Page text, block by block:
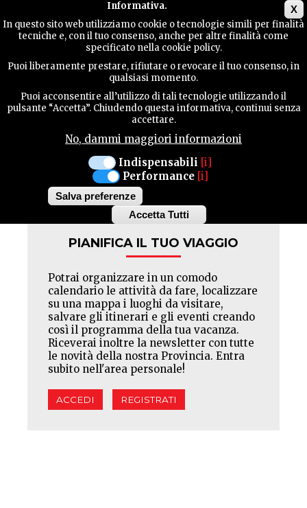
X
Informativa.
In questo sito web utilizziamo cookie o tecnologie simili per finalità
tecniche e, con il tuo consenso, anche per altre finalità come
specificato nella cookie policy.
Puoi liberamente prestare, rifiutare o revocare il tuo consenso, in
qualsiasi momento.
Puoi acconsentire all’utilizzo di tali tecnologie utilizzando il
pulsante “Accetta”. Chiudendo questa informativa, continui senza
accettare.
No, dammi maggiori informazioni
Indispensabili [i]
Performance [i]
Salva preferenze
Accetta Tutti
Withdraw
CONTATTI
PaginationFirst
page
« Prima
Previous
page
‹‹ Pagina
1 Pagina
2 Pagina
3 Pagina
4
page
Facebook
Twitter
Pinterest
PIANIFICA IL TUO VIAGGIO
Potrai organizzare in un comodo
calendario le attività da fare, localizzare
su una mappa i luoghi da visitare,
salvare gli itinerari e gli eventi creando
così il programma della tua vacanza.
Riceverai inoltre la newsletter con tutte
le novità della nostra Provincia. Entra
subito nell'area personale!
ACCEDI REGISTRATI